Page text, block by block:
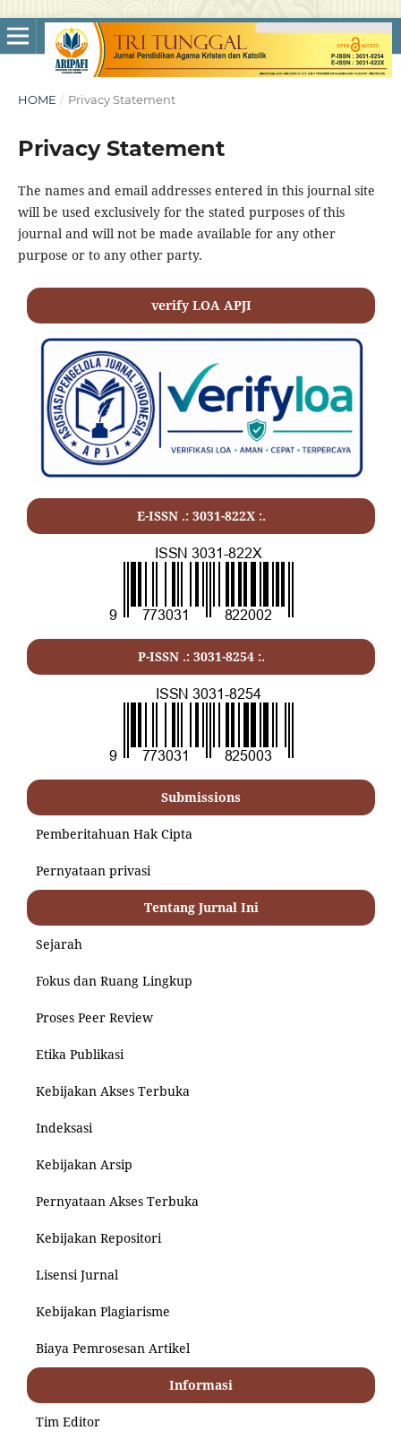
HOME / Privacy Statement
Privacy Statement
The names and email addresses entered in this journal site
will be used exclusively for the stated purposes of this
journal and will not be made available for any other
purpose or to any other party.
verify LOA APJI
E-ISSN .: 3031-822X:.
P-ISSN .: 3031-8254:.
Submissions
Pemberitahuan Hak Cipta
Pernyataan privasi
Tentang Jurnal Ini
Sejarah
Fokus dan Ruang Lingkup
Proses Peer Review
Etika Publikasi
Kebijakan Akses Terbuka
Indeksasi
Kebijakan Arsip
Pernyataan Akses Terbuka
Kebijakan Repositori
Lisensi Jurnal
Kebijakan Plagiarisme
Biaya Pemrosesan Artikel
Informasi
Tim Editor